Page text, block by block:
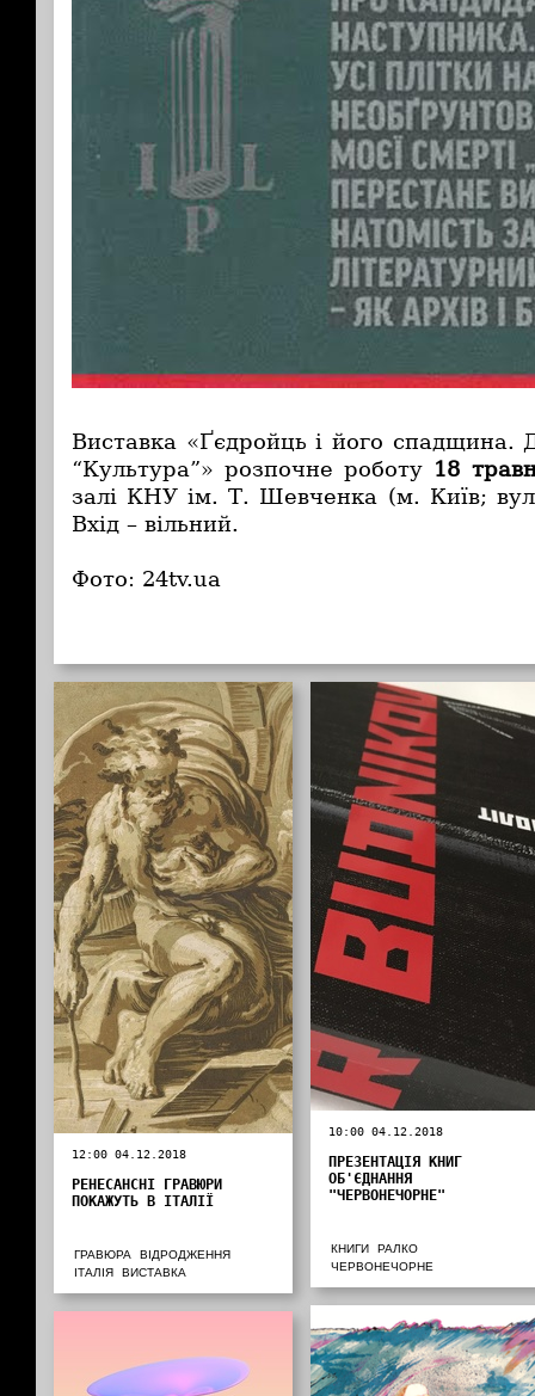
Виставка «Ґєдройць і його спадщина.
“Культура”» розпочне роботу 18
залі КНУ ім. Т. Шевченка (м. Київ;
Вхід – вільний.
Фото: 24tv.ua
12:00 04.12.2018
РЕНЕСАНСНІ ГРАВЮРИ
ПОКАЖУТЬ В ІТАЛІЇ
ГРАВЮРА
ВІДРОДЖЕННЯ
ІТАЛІЯ
ВИСТАВКА
10:00 04.12.2018
ПРЕЗЕНТАЦІЯ КНИГ
ОБ'ЄДНАННЯ
"ЧЕРВОНЕЧОРНЕ"
КНИГИ
РАЛКО
ЧЕРВОНЕЧОРНЕ